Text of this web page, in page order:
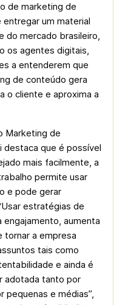
de marketing de
um material
do mercado brasileiro,
os agentes digitais,
a entenderem que
de conteúdo gera
o cliente e aproxima a
Marketing de
destaca que é possível
mais facilmente, a
permite usar
e pode gerar
estratégias de
aumenta
tornar a empresa
tais como
e ainda é
adotada tanto por
pequenas e médias”,